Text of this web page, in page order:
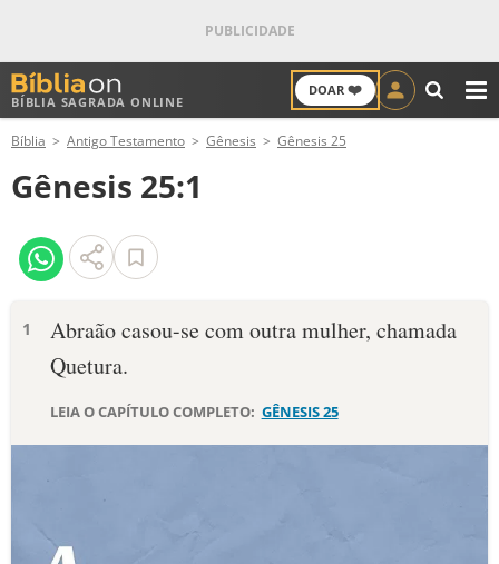
BÍBLIA SAGRADA ONLINE
DOAR ❤️
ANTIGO TESTAMENTO
NOVO TESTAMENTO
VERSÍCULOS
PALAVRA DO DIA
10 MANDAMENTOS
Bíblia Antigo Testamento Gênesis Gênesis 25
Gênesis 25:1
1
Abraão casou-se com outra mulher, cha­mada
Que­tura.
LEIA O CAPÍTULO COMPLETO: GÊNESIS 25